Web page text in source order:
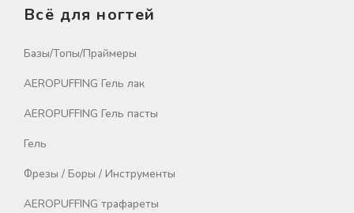
Всё для ногтей
Базы/Топы/Праймеры
AEROPUFFING Гель лак
AEROPUFFING Гель пасты
Гель
Фрезы / Боры / Инструменты
AEROPUFFING трафареты